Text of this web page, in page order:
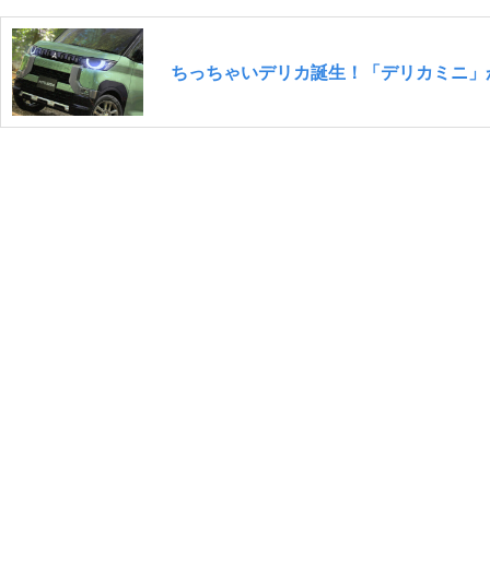
ちっちゃいデリカ誕生！「デリカミニ